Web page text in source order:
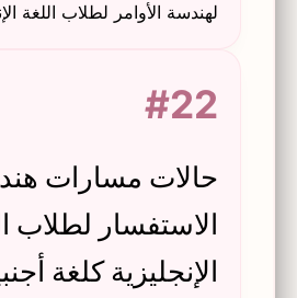
لهندسة الأوامر لطلاب اللغة
على عمليات التجربة والخطأ
#22
حالات مسارات
الاستفسار لطلاب
الإنجليزية كلغة